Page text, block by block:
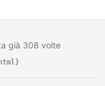
già 308 volte